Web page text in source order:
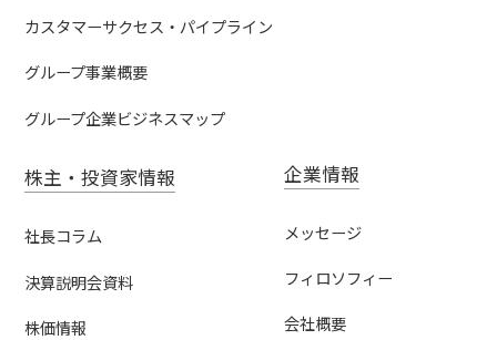
カスタマーサクセス・パイプライン
グループ事業概要
グループ企業ビジネスマップ
企業情報
メッセージ
フィロソフィー
会社概要
株主・投資家情報
社長コラム
決算説明会資料
株価情報